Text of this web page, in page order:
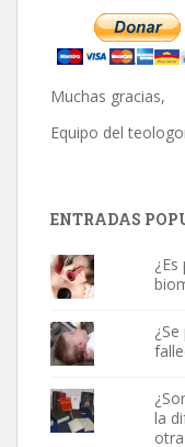
Muchas gracias,
Equipo del
ENTRADAS
la